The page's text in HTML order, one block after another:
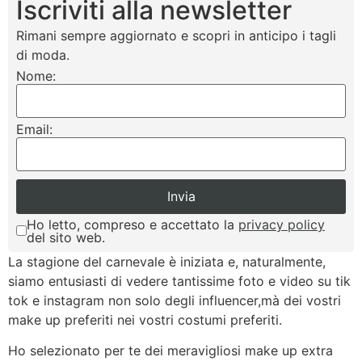
Iscriviti alla newsletter
Rimani sempre aggiornato e scopri in anticipo i tagli
di moda.
Nome:
Email:
Ho letto, compreso e accettato la privacy policy
del sito web.
La stagione del carnevale è iniziata e, naturalmente,
siamo entusiasti di vedere tantissime foto e video su tik
tok e instagram non solo degli influencer,mà dei vostri
make up preferiti nei vostri costumi preferiti.
Ho selezionato per te dei meravigliosi make up extra